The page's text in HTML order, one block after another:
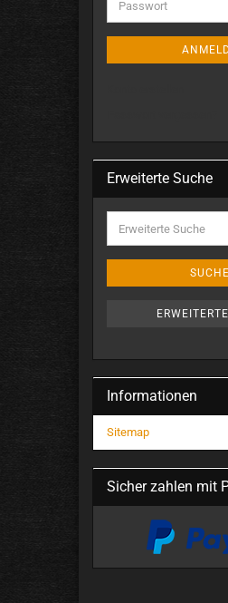
Erweiterte Suche
Informationen
Sitemap
Sicher zahlen mit